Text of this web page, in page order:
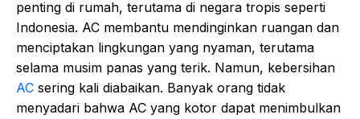
penting di rumah, terutama di negara tropis seperti
Indonesia. AC membantu mendinginkan ruangan dan
menciptakan lingkungan yang nyaman, terutama
selama musim panas yang terik. Namun, kebersihan
AC sering kali diabaikan. Banyak orang tidak
menyadari bahwa AC yang kotor dapat menimbulkan